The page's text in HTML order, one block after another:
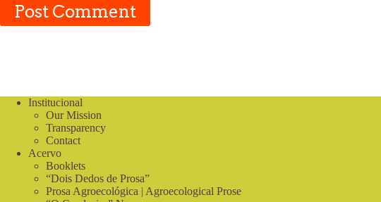
Post Comment
Institucional
Our Mission
Transparency
Contact
Acervo
Booklets
“Dois Dedos de Prosa”
Prosa Agroecológica | Agroecological Prose